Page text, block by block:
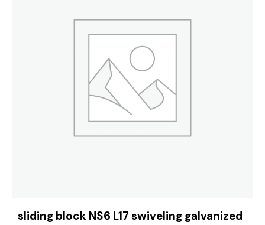
sliding block NS6 L17 swiveling galvanized